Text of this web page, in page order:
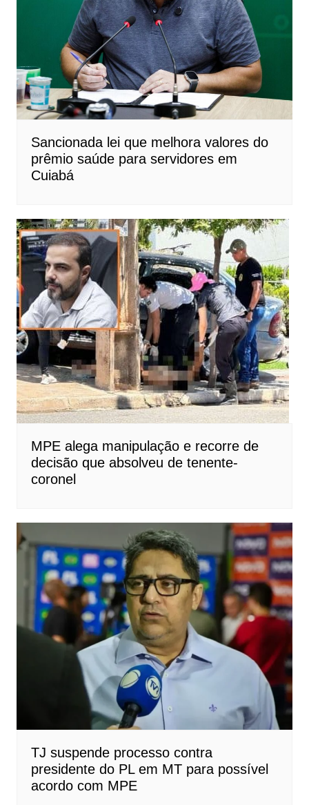
Sancionada lei que melhora valores do
prêmio saúde para servidores em
Cuiabá
MPE alega manipulação e recorre de
decisão que absolveu de tenente-
coronel
TJ suspende processo contra
presidente do PL em MT para possível
acordo com MPE